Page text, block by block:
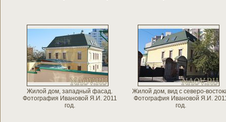
Жилой дом, западный фасад.
Фотография Ивановой Я.И. 2011
год.
Жилой дом, вид с северо-
Фотография Ивановой Я.И.
год.